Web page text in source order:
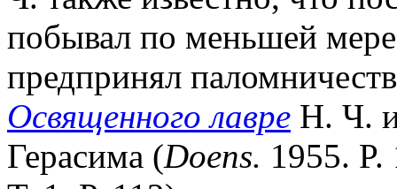
побывал по меньшей
предпринял
Освященного лавре Н. Ч.
Герасима (Doens. 1955.